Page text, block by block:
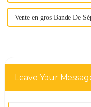
Vente en gros Bande De
Leave Your